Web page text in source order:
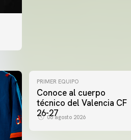
PRIMER EQUIPO
Conoce al cuerpo
técnico del Valencia CF
26-27
06 agosto 2026